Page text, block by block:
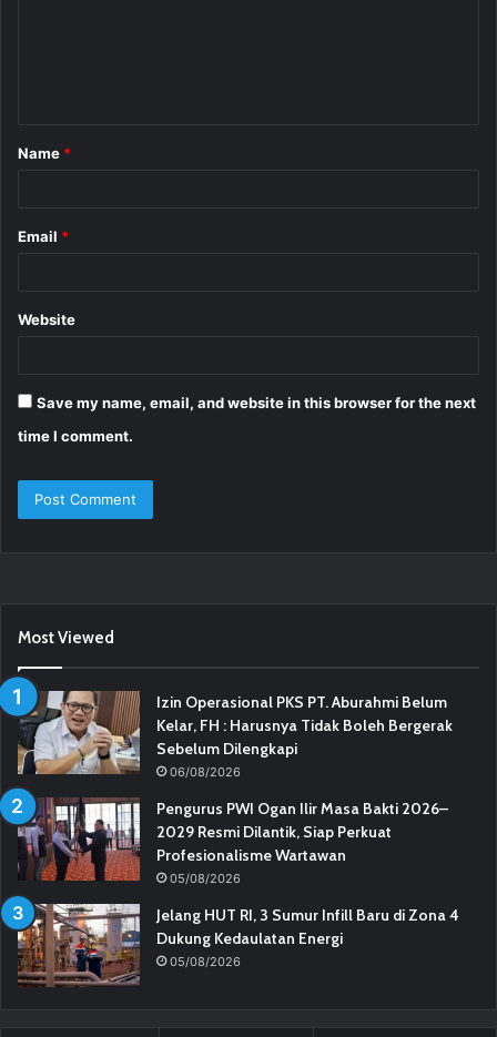
*
Name *
Email *
Website
Save my name, email, and website in this browser for the next
time I comment.
Most Viewed
Izin Operasional PKS PT. Aburahmi Belum
Kelar, FH : Harusnya Tidak Boleh Bergerak
Sebelum Dilengkapi
06/08/2026
Pengurus PWI Ogan Ilir Masa Bakti 2026–
2029 Resmi Dilantik, Siap Perkuat
Profesionalisme Wartawan
05/08/2026
Jelang HUT RI, 3 Sumur Infill Baru di Zona 4
Dukung Kedaulatan Energi
05/08/2026